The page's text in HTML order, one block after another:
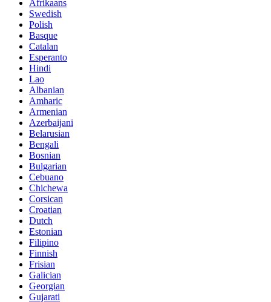
Afrikaans
Swedish
Polish
Basque
Catalan
Esperanto
Hindi
Lao
Albanian
Amharic
Armenian
Azerbaijani
Belarusian
Bengali
Bosnian
Bulgarian
Cebuano
Chichewa
Corsican
Croatian
Dutch
Estonian
Filipino
Finnish
Frisian
Galician
Georgian
Gujarati